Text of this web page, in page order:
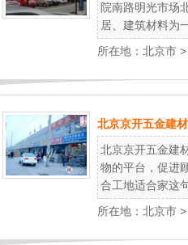
院南路明光市场
居、建筑材料为
所在地： 北京市 >
北京京开五金建
北京京开五金建
物的平台，促进
合工地适合家这
所在地： 北京市 >